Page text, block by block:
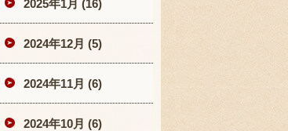
2025年1月 (16)
2024年12月 (5)
2024年11月 (6)
2024年10月 (6)